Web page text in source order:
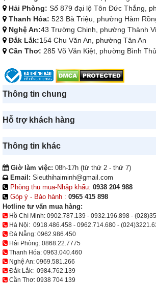
Hải Phòng: Số 879 đại lộ Tôn Đức Thắng,
Thanh Hóa: 523 Bà Triệu, phường Hàm
Nghệ An:43 Trường Chinh, phường Thành
Đắk Lắk:154 Chu Văn An, phường Tân An
Cần Thơ: 285 Võ Văn Kiệt, phường Bình
Thông tin chung
Hỗ trợ khách hàng
Thông tin khác
Giờ làm việc: 08h-17h (từ thứ 2 - thứ 7)
Email: Sieuthihaiminh@gmail.com
Phòng thu mua-Nhập khẩu: 0938 204 988
Góp ý - Bảo hành : 0965 415 898
Hotline tư vấn mua hàng:
Hồ Chí Minh: 0902.787.139 - 0932.196.898 -
Hà Nội: 0918.486.458 - 0962.714.680 -
Đà Nẵng: 0962.986.450
Hải Phòng: 0868.22.7775
Thanh Hóa: 0963.040.460
Nghệ An: 0969.581.266
Đắk Lắk: 0984.762.139
Cần Thơ: 0938 704 139